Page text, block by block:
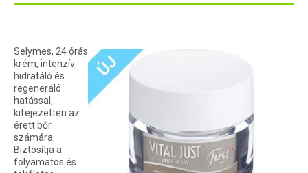
Selymes, 24 órás
krém, intenzív
hidratáló és
regeneráló
hatással,
kifejezetten az
érett bőr
számára.
Biztosítja a
folyamatos és